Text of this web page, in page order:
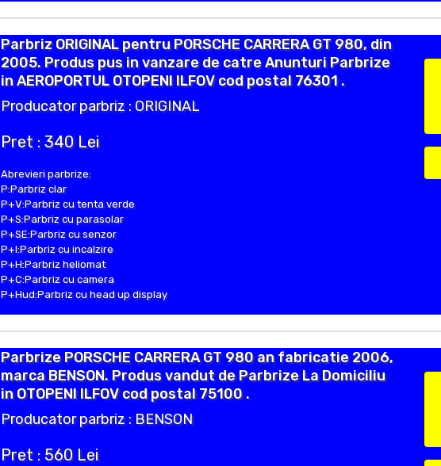
Parbriz ORIGINAL pentru PORSCHE CARRERA GT 980, din
2005. Produs pus in vanzare de catre Anunturi Parbrize
in AEROPORTUL OTOPENI ILFOV cod postal 76301 .
Producator parbriz : ORIGINAL
Pret : 340 Lei
Abrevieri parbrize:
P:Parbriz clar
P+V:Parbriz cu tenta verde
P+S:Parbriz cu parasolar
P+SE:Parbriz cu senzor
P+I:Parbriz cu incalzire
P+H:Parbriz heliomat
P+C:Parbriz cu camera
P+Hud:Parbriz cu head up display
Parbrize PORSCHE CARRERA GT 980 an fabricatie 2006,
marca BENSON. Produs vandut de Parbrize La Domiciliu
in OTOPENI ILFOV cod postal 75100 .
Producator parbriz : BENSON
Pret : 560 Lei